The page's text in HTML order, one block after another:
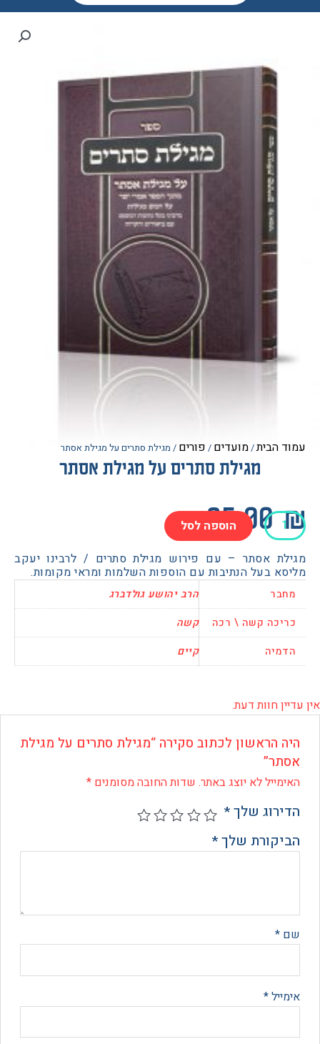
/מועדים/פורים/ מגילת סתרים על מגילת אסתר
מגילת סתרים על מגילת אסתר
הוספה לסל
אסתר – עם פירוש מגילת סתרים / לרבינו יעקב
בעל הנתיבות עם הוספות השלמות ומראי מקומות.
הרב יהושע גולדברג
קשה \ רכה
קשה
חוות דעת.
הראשון לכתוב סקירה “מגילת סתרים על מגילת
לא יוצג באתר.שדות החובה מסומנים*
שלך*
שלך*